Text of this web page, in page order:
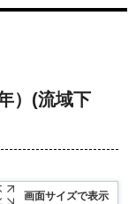
）(流域下
画面サイズで表示